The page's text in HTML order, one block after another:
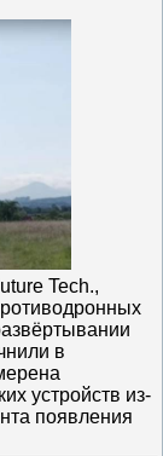
Tech.,
в
устройств из-
появления